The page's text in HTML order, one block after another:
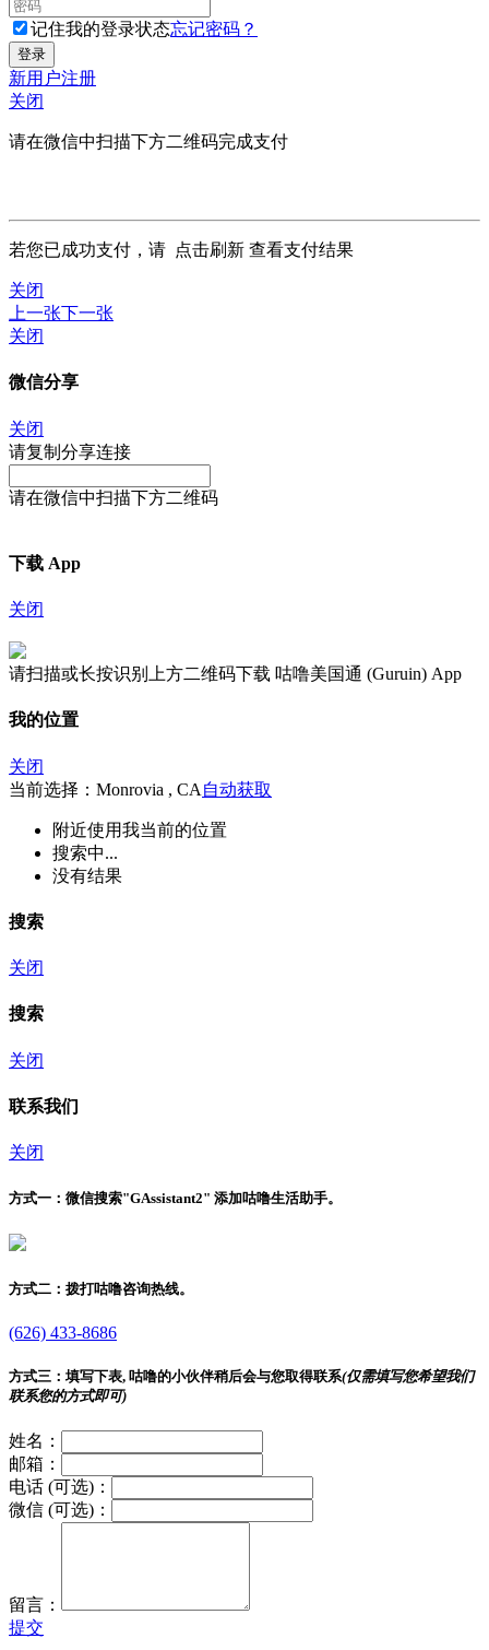
记住我的登录状态忘记密码？
新用户注册
关闭
请在微信中扫描下方二维码完成支付
若您已成功支付，请 点击刷新 查看支付结果
关闭
上一张下一张
关闭
微信分享
关闭
请复制分享连接
请在微信中扫描下方二维码
下载 App
关闭
请扫描或长按识别上方二维码下载 咕噜美国通 (Guruin) App
我的位置
关闭
当前选择：Monrovia , CA 自动获取
附近使用我当前的位置
搜索中...
没有结果
搜索
关闭
搜索
关闭
联系我们
关闭
方式一： 微信搜索"GAssistant2" 添加咕噜生活助手。
方式二： 拨打咕噜咨询热线。
(626) 433-8686
方式三： 填写下表, 咕噜的小伙伴稍后会与您取得联系(仅需填写您希望我们
联系您的方式即可)
姓名：
邮箱：
电话 (可选)：
微信 (可选)：
留言：
提交